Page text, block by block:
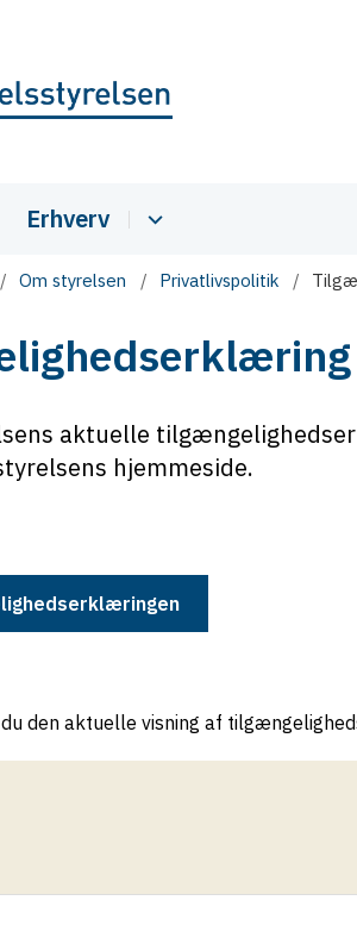
Erhverv
Om styrelsen Privatlivspolitik
aktuelle
hjemmeside.
den aktuelle visning af